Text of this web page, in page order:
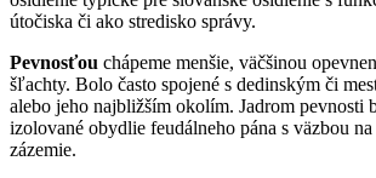
útočiska či ako stredisko správy.
Pevnosťou chápeme menšie, väčšinou
šľachty. Bolo často spojené s dedinským či
alebo jeho najbližším okolím. Jadrom pevnosti
izolované obydlie feudálneho pána s väzbou na
zázemie.